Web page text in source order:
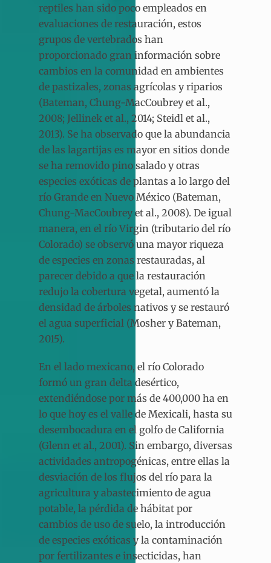
reptiles han sido poco empleados en
evaluaciones de restauración, estos
grupos de vertebrados han
proporcionado gran información sobre
cambios en la comunidad en ambientes
de pastizales, zonas agrícolas y riparios
(Bateman, Chung-MacCoubrey et al.,
2008; Jellinek et al., 2014; Steidl et al.,
2013). Se ha observado que la abundancia
de las lagartijas es mayor en sitios donde
se ha removido pino salado y otras
especies exóticas de plantas a lo largo del
río Grande en Nuevo México (Bateman,
Chung-MacCoubrey et al., 2008). De igual
manera, en el río Virgin (tributario del río
Colorado) se observó una mayor riqueza
de especies en zonas restauradas, al
parecer debido a que la restauración
redujo la cobertura vegetal, aumentó la
densidad de árboles nativos y se restauró
el agua superficial (Mosher y Bateman,
2015).
En el lado mexicano, el río Colorado
formó un gran delta desértico,
extendiéndose por más de 400,000 ha en
lo que hoy es el valle de Mexicali, hasta su
desembocadura en el golfo de California
(Glenn et al., 2001). Sin embargo, diversas
actividades antropogénicas, entre ellas la
desviación de los flujos del río para la
agricultura y abastecimiento de agua
potable, la pérdida de hábitat por
cambios de uso de suelo, la introducción
de especies exóticas y la contaminación
por fertilizantes e insecticidas, han